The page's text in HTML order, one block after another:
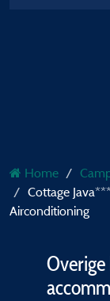
Home
Cottage
Airconditioning